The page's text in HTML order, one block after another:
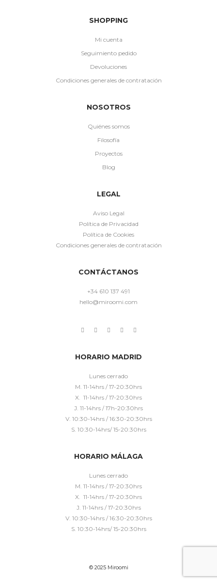
SHOPPING
Mi cuenta
Seguimiento pedido
Devoluciones
Condiciones generales de contratación
NOSOTROS
Quiénes somos
Filosofía
Proyectos
Blog
LEGAL
Aviso Legal
Política de Privacidad
Política de Cookies
Condiciones generales de contratación
CONTÁCTANOS
+34 610 137 491
hello@miroomi.com
HORARIO MADRID
Lunes cerrado
M. 11-14hrs / 17-20:30hrs
X. 11-14hrs / 17-20:30hrs
J. 11-14hrs / 17h-20:30hrs
V. 10:30-14hrs / 16:30-20:30hrs
S. 10:30-14hrs/ 15-20:30hrs
HORARIO MÁLAGA
Lunes cerrado
M. 11-14hrs / 17-20:30hrs
X. 11-14hrs / 17-20:30hrs
J. 11-14hrs / 17-20:30hrs
V. 10:30-14hrs / 16:30-20:30hrs
S. 10:30-14hrs/ 15-20:30hrs
© 2025 Miroomi